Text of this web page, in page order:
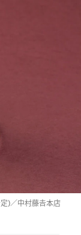
)／中村藤𠮷本店